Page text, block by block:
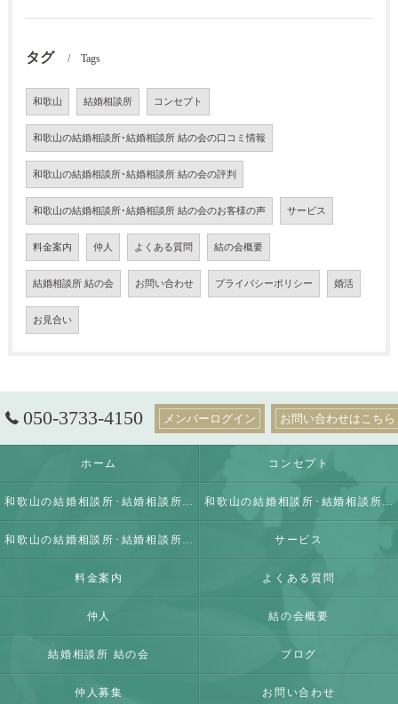
タグ Tags
和歌山 結婚相談所 コンセプト
和歌山の結婚相談所･結婚相談所 結の会の口コミ情報
和歌山の結婚相談所･結婚相談所 結の会の評判
和歌山の結婚相談所･結婚相談所 結の会のお客様の声 サービス
料金案内 仲人 よくある質問 結の会概要
結婚相談所 結の会 お問い合わせ プライバシーポリシー 婚活
お見合い
050-3733-4150 メンバーログイン お問い合わせはこちら
ホーム コンセプト
和歌山の結婚相談所･結婚相談所 結の会の口コミ情報 和歌山の結婚相談所･結婚相談所 結の会の評判
和歌山の結婚相談所･結婚相談所 結の会のお客様の声 サービス
料金案内 よくある質問
仲人 結の会概要
結婚相談所 結の会 ブログ
仲人募集 お問い合わせ